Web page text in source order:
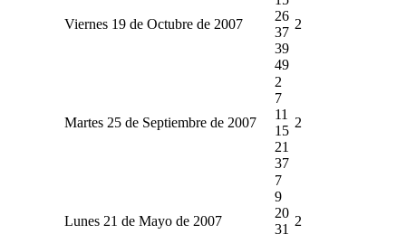
Viernes 19 de Octubre de 2007
26
37
39
49
2
Martes 25 de Septiembre de 2007
2
7
11
15
21
37
2
Lunes 21 de Mayo de 2007
7
9
20
31
2